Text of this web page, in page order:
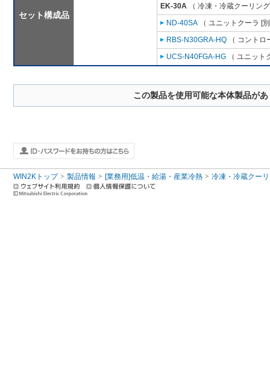
セット構成品
EK-30A （ 冷凍・冷蔵クーリン
ND-40SA （ ユニットクーラ [
RBS-N30GRA-HQ （ コント
UCS-N40FGA-HG （ ユニット
この製品を使用可能な本体製品が
WIN2Kトップ 製品情報 [業務用]低温・給湯・産業冷熱 冷凍・冷蔵クー